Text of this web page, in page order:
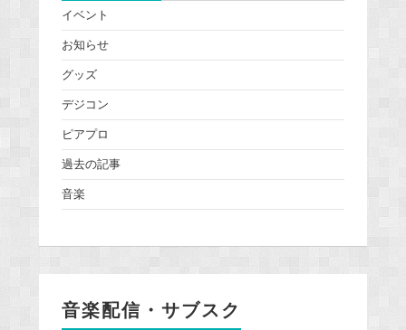
イベント
お知らせ
グッズ
デジコン
ピアプロ
過去の記事
音楽
音楽配信・サブスク